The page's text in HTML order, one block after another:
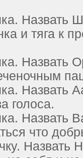
Назвать
и тяга к
Назвать
голоса.
Назвать
что
Назвать